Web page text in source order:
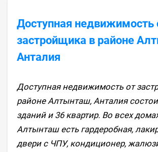
Доступная недвижимость
застройщика в районе
Анталия
Доступная недвижимость от
районе Алтынташ, Анталия
зданий и 36 квартир. Во всех
Алтынташ есть гардеробная,
двери с ЧПУ, кондиционер,